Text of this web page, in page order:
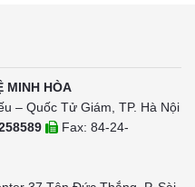
MINH HÒA
– Quốc Tử Giám, TP. Hà Nội
Fax: 84-24-